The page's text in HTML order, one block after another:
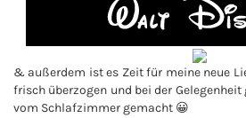
& außerdem ist es Zeit für meine neue
frisch überzogen und bei der
vom Schlafzimmer gemacht 😀